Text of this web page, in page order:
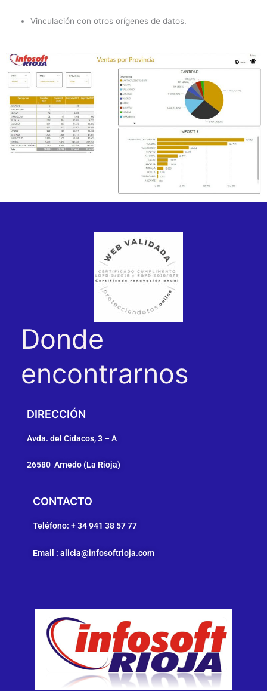
Vinculación con otros orígenes de datos.
Donde
encontrarnos
DIRECCIÓN
Avda. del Cidacos, 3 – A
26580 Arnedo (La Rioja)
CONTACTO
Teléfono: + 34 941 38 57 77
Email : alicia@infosoftrioja.com